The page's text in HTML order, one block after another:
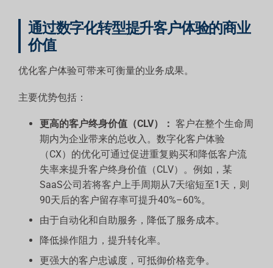
通过数字化转型提升客户体验的商业
价值
优化客户体验可带来可衡量的业务成果。
主要优势包括：
更高的客户终身价值（CLV）： 客户在整个生命周
期内为企业带来的总收入。数字化客户体验
（CX）的优化可通过促进重复购买和降低客户流
失率来提升客户终身价值（CLV）。例如，某
SaaS公司若将客户上手周期从7天缩短至1天，则
90天后的客户留存率可提升40%–60%。
由于自动化和自助服务，降低了服务成本。
降低操作阻力，提升转化率。
更强大的客户忠诚度，可抵御价格竞争。